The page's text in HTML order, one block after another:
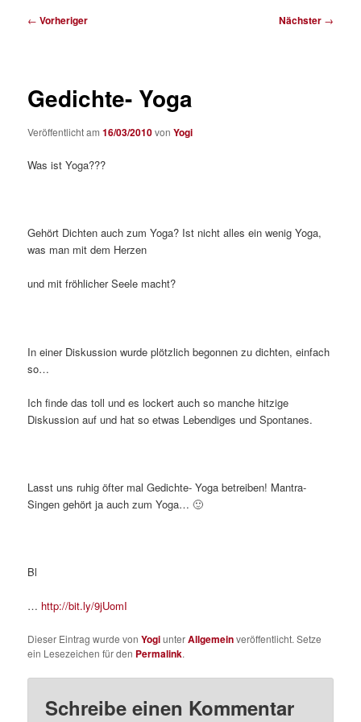
Beitragsnavigation
← Vorheriger Nächster →
Gedichte- Yoga
Veröffentlicht am16/03/2010vonYogi
Was ist Yoga???
Gehört Dichten auch zum Yoga? Ist nicht alles ein wenig Yoga,
was man mit dem Herzen
und mit fröhlicher Seele macht?
In einer Diskussion wurde plötzlich begonnen zu dichten, einfach
so…
Ich finde das toll und es lockert auch so manche hitzige
Diskussion auf und hat so etwas Lebendiges und Spontanes.
Lasst uns ruhig öfter mal Gedichte- Yoga betreiben! Mantra-
Singen gehört ja auch zum Yoga… 🙂
Bl
… http://bit.ly/9jUomI
Dieser Eintrag wurde vonYogiunterAllgemeinveröffentlicht. Setze
ein Lesezeichen für den Permalink.
Schreibe einen Kommentar